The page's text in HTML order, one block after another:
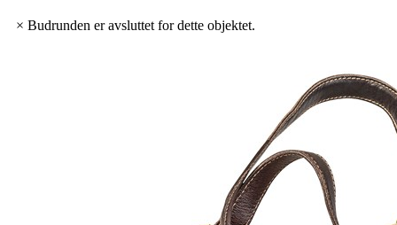
× Budrunden er avsluttet for dette objektet.